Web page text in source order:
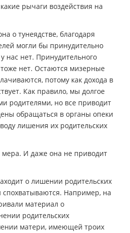
рычаги воздействия на
о тунеядстве, благодаря
могли бы принудительно
нас нет. Принудительного
нет. Остаются мизерные
потому как дохода в
Как правило, мы долгое
родителями, но все приводит
обращаться в органы опеки
лишения их родительских
И даже она не приводит
о лишении родительских
Например, на
материал о
родительских
матери, имеющей троих